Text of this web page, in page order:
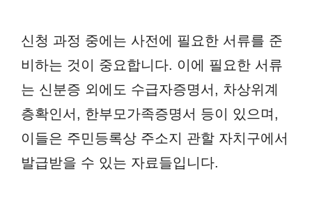
신청 과정 중에는 사전에 필요한 서류를 준
비하는 것이 중요합니다. 이에 필요한 서류
는 신분증 외에도 수급자증명서, 차상위계
층확인서, 한부모가족증명서 등이 있으며,
이들은 주민등록상 주소지 관할 자치구에서
발급받을 수 있는 자료들입니다.